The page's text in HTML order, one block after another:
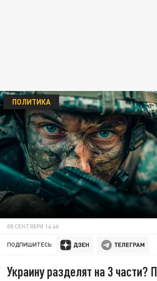
ПОЛИТИКА
08 СЕНТЯБРЯ 14:46
ПОДПИШИТЕСЬ:
Украину разделят на 3 части?